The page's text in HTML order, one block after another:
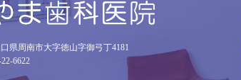
県周南市大字徳山字御弓丁4181
6622